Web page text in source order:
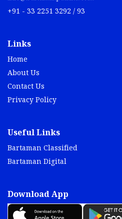
+91 - 33 2251 3292 / 93
Links
Home
About Us
Contact Us
Privacy Policy
Useful Links
Bartaman Classified
Bartaman Digital
Download App